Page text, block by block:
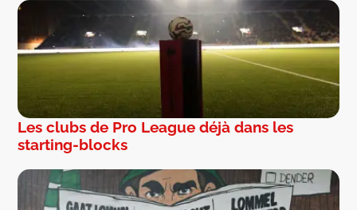
Les clubs de Pro League déjà dans les
starting-blocks